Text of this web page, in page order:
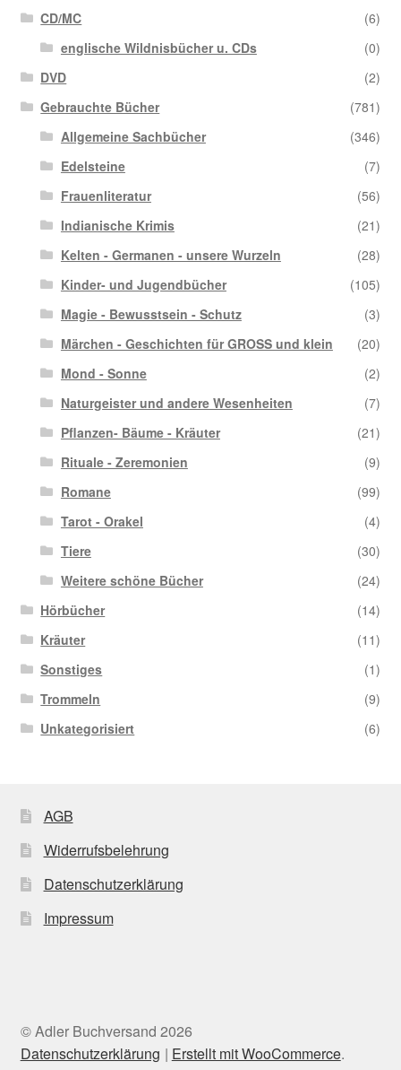
CD/MC
(6)
englische Wildnisbücher u. CDs
(0)
DVD
(2)
Gebrauchte Bücher
(781)
Allgemeine Sachbücher
(346)
Edelsteine
(7)
Frauenliteratur
(56)
Indianische Krimis
(21)
Kelten - Germanen - unsere Wurzeln
(28)
Kinder- und Jugendbücher
(105)
Magie - Bewusstsein - Schutz
(3)
Märchen - Geschichten für GROSS und klein
(20)
Mond - Sonne
(2)
Naturgeister und andere Wesenheiten
(7)
Pflanzen- Bäume - Kräuter
(21)
Rituale - Zeremonien
(9)
Romane
(99)
Tarot - Orakel
(4)
Tiere
(30)
Weitere schöne Bücher
(24)
Hörbücher
(14)
Kräuter
(11)
Sonstiges
(1)
Trommeln
(9)
Unkategorisiert
(6)
AGB
Widerrufsbelehrung
Datenschutzerklärung
Impressum
© Adler Buchversand 2026
Datenschutzerklärung
Erstellt mit WooCommerce.